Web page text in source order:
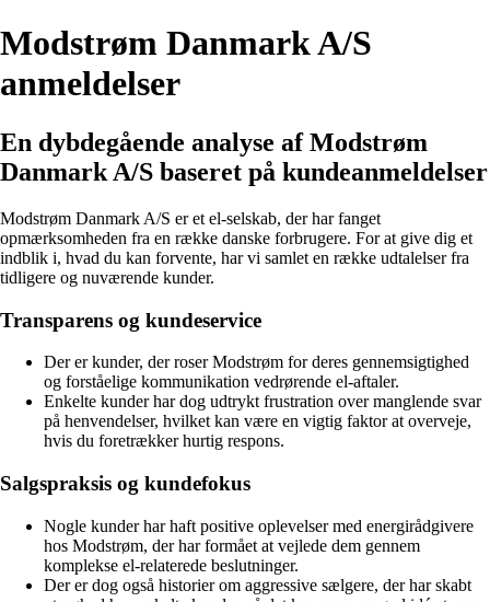
Modstrøm Danmark A/S
anmeldelser
En dybdegående analyse af Modstrøm
Danmark A/S baseret på kundeanmeldelser
Modstrøm Danmark A/S er et el-selskab, der har fanget
opmærksomheden fra en række danske forbrugere. For at give dig et
indblik i, hvad du kan forvente, har vi samlet en række udtalelser fra
tidligere og nuværende kunder.
Transparens og kundeservice
Der er kunder, der roser Modstrøm for deres gennemsigtighed
og forståelige kommunikation vedrørende el-aftaler.
Enkelte kunder har dog udtrykt frustration over manglende svar
på henvendelser, hvilket kan være en vigtig faktor at overveje,
hvis du foretrækker hurtig respons.
Salgspraksis og kundefokus
Nogle kunder har haft positive oplevelser med energirådgivere
hos Modstrøm, der har formået at vejlede dem gennem
komplekse el-relaterede beslutninger.
Der er dog også historier om aggressive sælgere, der har skabt